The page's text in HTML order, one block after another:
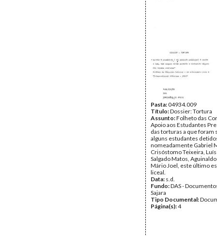
Pasta:04934.009
Título:Dossier: Tortura
Assunto:Folheto das
Apoio aos Estudantes
das torturas a que foram
alguns estudantes
nomeadamente Gabriel
Crisóstomo Teixeira,
Salgado Matos,
Mário Joel, este último
liceal.
Data: s.d.
Fundo:DAS -
Sajara
Tipo Documental:
Página(s):4